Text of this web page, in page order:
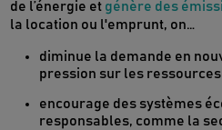
de l’énergie et génère des
la location ou l'emprunt, on…
diminue la demande en
pression sur les
encourage des systèmes
responsables, comme la